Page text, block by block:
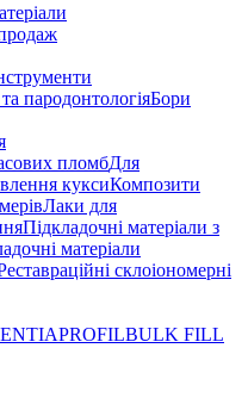
пародонтологіяБори
пломбДля
куксиКомпозити
Лаки для
Підкладочні матеріали з
матеріали
склоіономерні
PROFILBULK FILL